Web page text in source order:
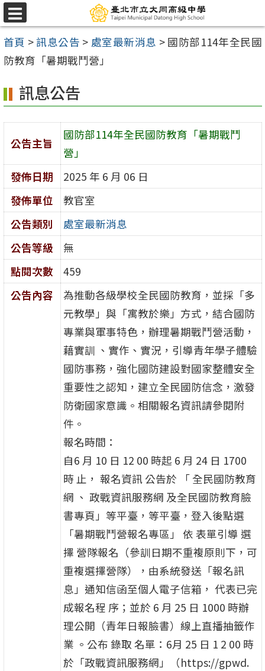
跳
至
主
要
容
區
選
單
首頁 >訊息公告 > 處室最新消息 > 國防部114年全民國
防教育「暑期戰鬥營」
訊息公告
公告主旨
國防部114年全民國防教育「暑期戰鬥
營」
發佈日期
2025 年 6 月 06 日
發佈單位
教官室
公告類別
處室最新消息
公告等級
無
點閱次數
459
公告內容
為推動各級學校全民國防教育，並採「多
元教學」與「寓教於樂」方式，結合國防
專業與軍事特色，辦理暑期戰鬥營活動，
藉實訓 、實作、實況，引導青年學子體驗
國防事務，強化國防建設對國家整體安全
重要性之認知，建立全民國防信念，激發
防衛國家意識。相關報名資訊請參閱附
件。
報名時間：
自6 月 10 日 12 00 時起 6 月 24 日 1700
時 止， 報名資訊 公告於 「 全民國防教育
網 、 政戰資訊服務網 及全民國防教育臉
書專頁」等平臺，等平臺，登入後點選
「暑期戰鬥營報名專區」 依 表單引導 選
擇 營隊報名（參訓日期不重複原則下，可
重複選擇營隊），由系統發送「報名訊
息」通知信函至個人電子信箱， 代表已完
成報名程 序；並於 6 月 25 日 1000 時辦
理公開（青年日報臉書）線上直播抽籤作
業 。公布 錄取 名單：6月 25 日 1 2 00 時
於「政戰資訊服務網」（https://gpwd.